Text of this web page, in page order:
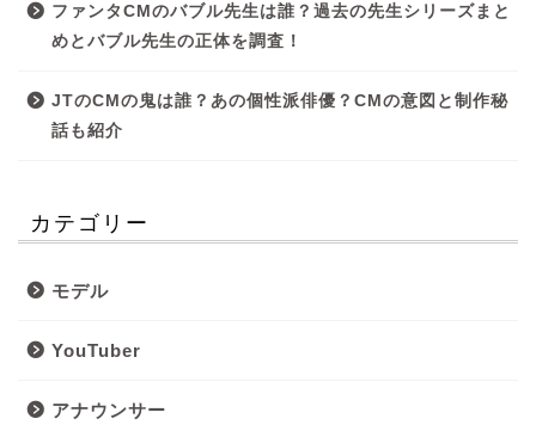
ファンタCMのバブル先生は誰？過去の先生シリーズまと
めとバブル先生の正体を調査！
JTのCMの鬼は誰？あの個性派俳優？CMの意図と制作秘
話も紹介
カテゴリー
モデル
YouTuber
アナウンサー